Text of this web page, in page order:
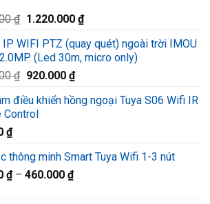
₫ Giá
là:
1.580.000 ₫.
1.220.000 ₫Giá
tại
là:
IP WIFI PTZ (quay quét) ngoài trời IMOU
(Led 30m, micro only)
₫ Giá
là:
1.320.000 ₫.
920.000 ₫Giá
tại
điều khiển hồng ngoại Tuya S06 Wifi IR
Control
₫
thông minh Smart Tuya Wifi 1-3 nút
₫– 460.000 ₫